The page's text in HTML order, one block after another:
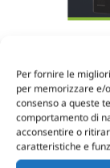
Per fornire le
per memorizzare e/
consenso a queste
comportamento di
acconsentire o
caratteristiche e
DENNERLE –
FILTER –
€9.19
Aggiungi al